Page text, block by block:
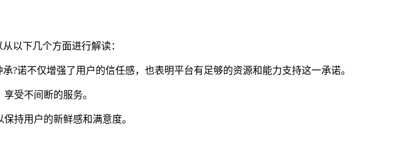
以下几个方面进行解读：
?诺不仅增强了用户的信任感，也表明平台有足够的资源和能力支持这一承诺。
受不间断的服务。
持用户的新鲜感和满意度。